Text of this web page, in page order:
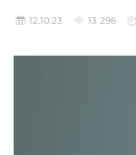
12.10.23 13 296